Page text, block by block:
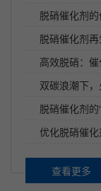
脱硝催化剂的
脱硝催化剂
高效脱硝：
双碳浪潮下
脱硝催化剂的
优化脱硝催
查看更多